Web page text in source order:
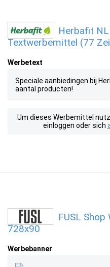
Herbafit
Textwerbemittel (77
Werbetext
Speciale aanbiedingen bij
aantal producten!
Um dieses Werbemittel
einloggen oder sich
FUSL
728x90
Werbebanner